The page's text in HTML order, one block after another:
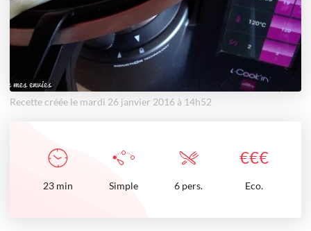
Recette créée le mardi 26 janvier 2016 à 14h52
€€€
23 min Simple 6 pers. Eco.